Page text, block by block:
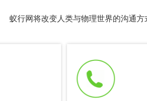
蚁行网将改变人类与物理世界的沟通